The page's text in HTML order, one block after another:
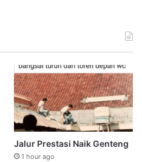
Jalur Prestasi Naik Genteng
1 hour ago